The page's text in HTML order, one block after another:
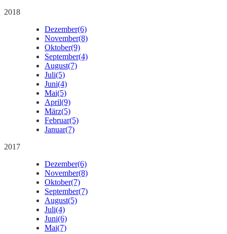
2018
Dezember(6)
November(8)
Oktober(9)
September(4)
August(7)
Juli(5)
Juni(4)
Mai(5)
April(9)
März(5)
Februar(5)
Januar(7)
2017
Dezember(6)
November(8)
Oktober(7)
September(7)
August(5)
Juli(4)
Juni(6)
Mai(7)